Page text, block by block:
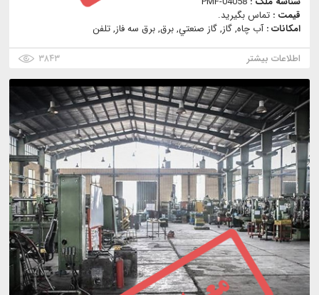
قیمت : تماس بگیرید.
امکانات :آب چاه, گاز, گاز صنعتي, برق, برق سه فاز, تلفن
اطلاعات بیشتر
۳۸۴۳